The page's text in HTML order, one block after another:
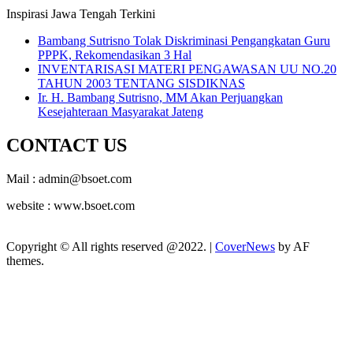
Inspirasi Jawa Tengah Terkini
Bambang Sutrisno Tolak Diskriminasi Pengangkatan Guru
PPPK, Rekomendasikan 3 Hal
INVENTARISASI MATERI PENGAWASAN UU NO.20
TAHUN 2003 TENTANG SISDIKNAS
Ir. H. Bambang Sutrisno, MM Akan Perjuangkan
Kesejahteraan Masyarakat Jateng
CONTACT US
Mail : admin@bsoet.com
website : www.bsoet.com
Copyright © All rights reserved @2022. | CoverNews by AF
themes.